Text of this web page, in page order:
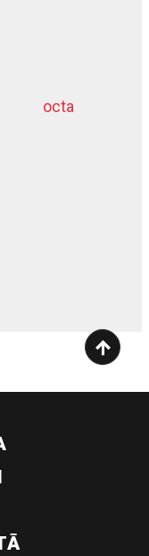
octa
dziļurbums